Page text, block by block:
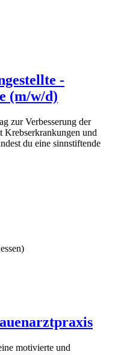
-
(m/w/d)
zur Verbesserung der
Krebserkrankungen und
du eine sinnstiftende
motivierte und